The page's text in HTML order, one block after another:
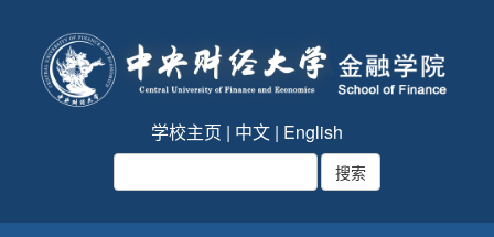
学校主页 | 中文 | English